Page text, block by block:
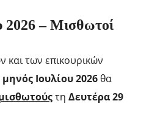
2026 – Μισθωτοί
και των επικουρικών
Ιουλίου2026 θα
τη Δευτέρα 29